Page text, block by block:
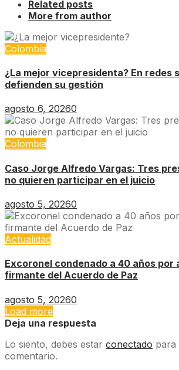
Related posts
More from author
Colombia
¿La mejor vicepresidenta? En redes
defienden su gestión
agosto 6, 20260
Colombia
Caso Jorge Alfredo Vargas: Tres
no quieren participar en el juicio
agosto 5, 20260
Actualidad
Excoronel condenado a 40 años por
firmante del Acuerdo de Paz
agosto 5, 20260
Load more
Deja una respuesta
Lo siento, debes estar conectado para
comentario.